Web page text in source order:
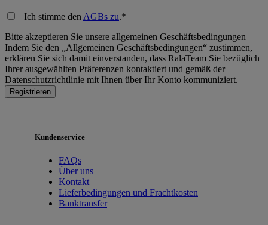
Ich stimme den AGBs zu.*
Bitte akzeptieren Sie unsere allgemeinen Geschäftsbedingungen
Indem Sie den „Allgemeinen Geschäftsbedingungen“ zustimmen,
erklären Sie sich damit einverstanden, dass RalaTeam Sie bezüglich
Ihrer ausgewählten Präferenzen kontaktiert und gemäß der
Datenschutzrichtlinie mit Ihnen über Ihr Konto kommuniziert.
Registrieren
Kundenservice
FAQs
Über uns
Kontakt
Lieferbedingungen und Frachtkosten
Banktransfer